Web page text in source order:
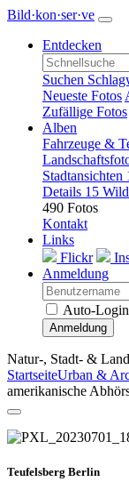
Bild·kon·ser·ve
Entdecken
Suchen
Neueste Fotos
Zufällige Fotos
Alben
Fahrzeuge &
Stadtansichten
Details 15
490 Fotos
Kontakt
Links
Flickr
Anmeldung
Auto-Login
Anmeldung
Natur-, Stadt- &
StartseiteUrban &
amerikanische
Teufelsberg Berlin